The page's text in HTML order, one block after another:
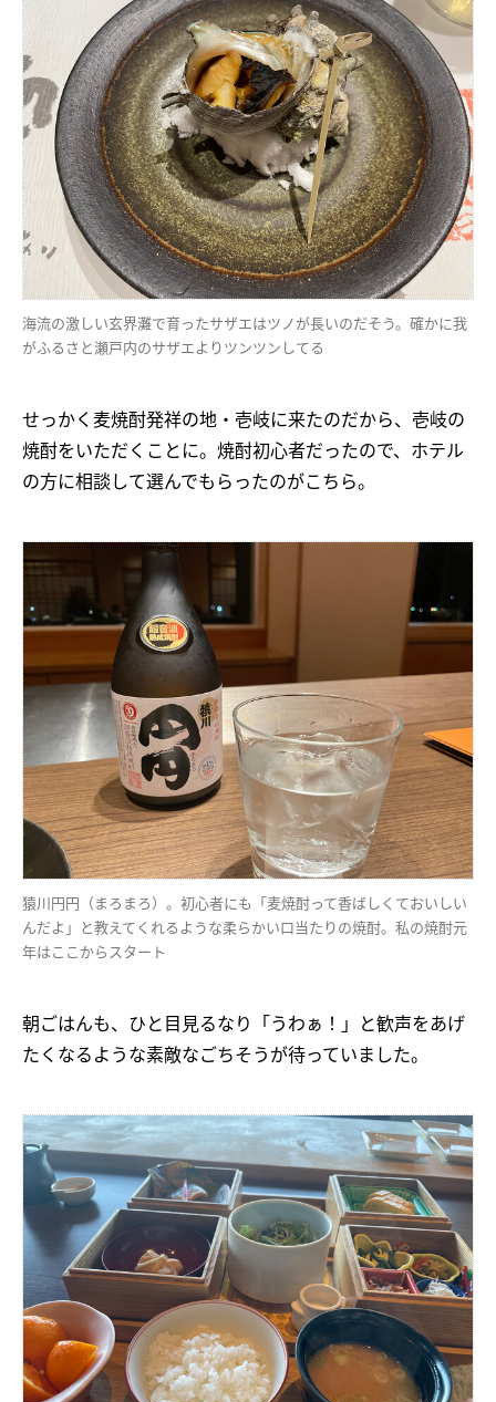
海流の激しい玄界灘で育ったサザエはツノが長いのだそう。確かに我
がふるさと瀬戸内のサザエよりツンツンしてる
せっかく麦焼酎発祥の地・壱岐に来たのだから、壱岐の
焼酎をいただくことに。焼酎初心者だったので、ホテル
の方に相談して選んでもらったのがこちら。
猿川円円（まろまろ）。初心者にも「麦焼酎って香ばしくておいしい
んだよ」と教えてくれるような柔らかい口当たりの焼酎。私の焼酎元
年はここからスタート
朝ごはんも、ひと目見るなり「うわぁ！」と歓声をあげ
たくなるような素敵なごちそうが待っていました。